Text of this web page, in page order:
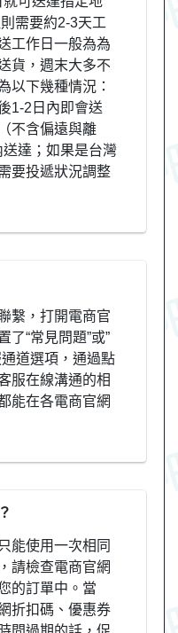
需要約2-3天工
工作日一般為為
貨，週末大多不
以下幾種情況：
1-2日內即會送
不含偏遠與離
達；如果是台灣
要投遞狀況調整
繫，打開電商官
了“常見問題”或”
道選項，通過點
服在線溝通的相
能在各電商官網
能使用一次相同
請檢查電商官網
的訂單中。當
折扣碼、優惠券